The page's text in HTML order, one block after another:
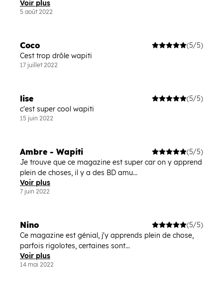
Voir plus
5 août 2022
Coco
(5/5)
Cest trop drôle wapiti
17 juillet 2022
lise
(5/5)
c'est super cool wapiti
15 juin 2022
Ambre - Wapiti
(5/5)
Je trouve que ce magazine est super car on y apprend
plein de choses, il y a des BD amu...
Voir plus
7 juin 2022
Nino
(5/5)
Ce magazine est génial, j'y apprends plein de chose,
parfois rigolotes, certaines sont...
Voir plus
14 mai 2022